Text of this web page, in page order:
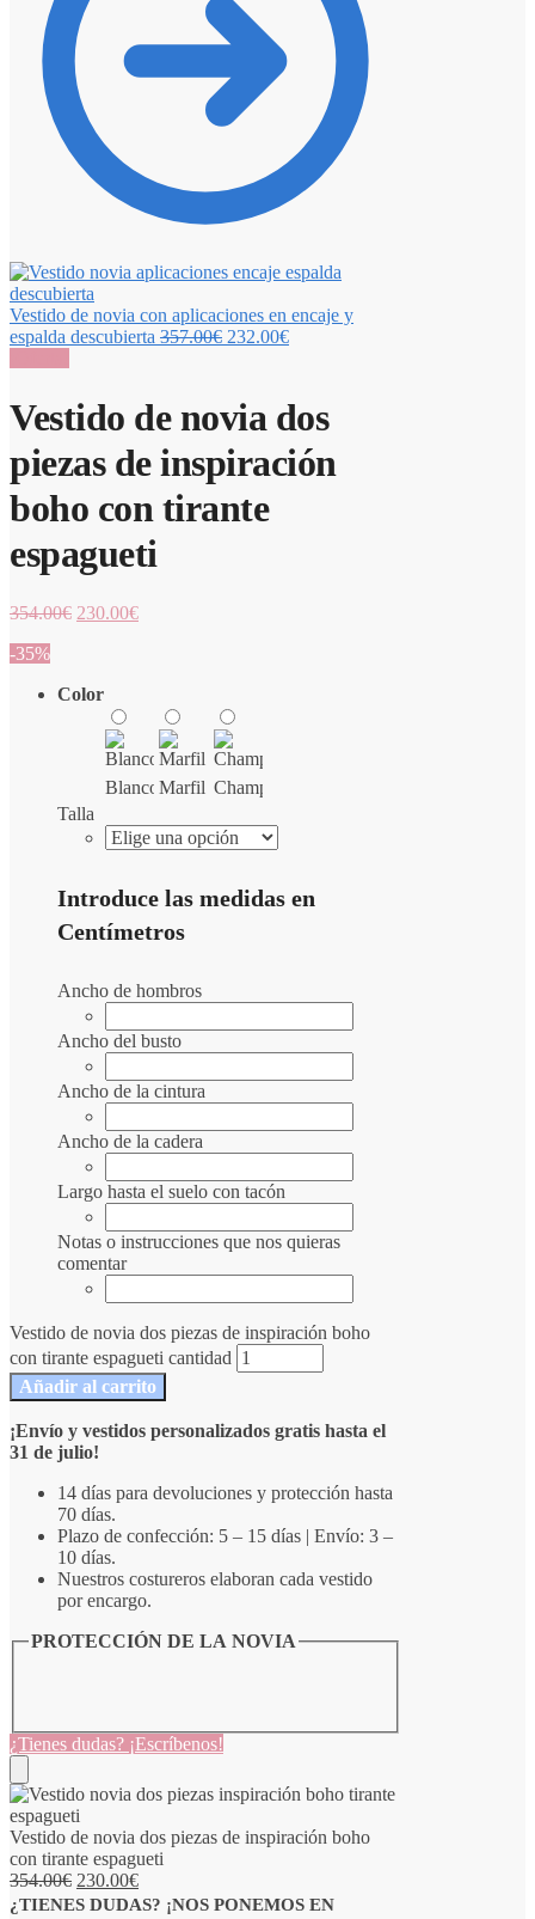
Vestido de novia con aplicaciones en encaje y
espalda descubierta 357.00€ 232.00€
Vestido de novia dos
piezas de inspiración
boho con tirante
espagueti
354.00€ 230.00€
-35%
Color
Blanco Marfil Champán
Talla
Introduce las medidas en
Centímetros
Ancho de hombros
Ancho del busto
Ancho de la cintura
Ancho de la cadera
Largo hasta el suelo con tacón
Notas o instrucciones que nos quieras
comentar
Vestido de novia dos piezas de inspiración boho
con tirante espagueti cantidad
Añadir al carrito
¡Envío y vestidos personalizados gratis hasta el
31 de julio!
14 días para devoluciones y protección hasta
70 días.
Plazo de confección: 5 – 15 días | Envío: 3 –
10 días.
Nuestros costureros elaboran cada vestido
por encargo.
PROTECCIÓN DE LA NOVIA
¿Tienes dudas? ¡Escríbenos!
Vestido de novia dos piezas de inspiración boho
con tirante espagueti
354.00€ 230.00€
¿TIENES DUDAS? ¡NOS PONEMOS EN